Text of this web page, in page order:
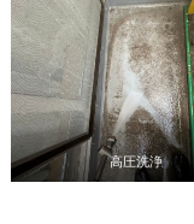
高圧洗浄